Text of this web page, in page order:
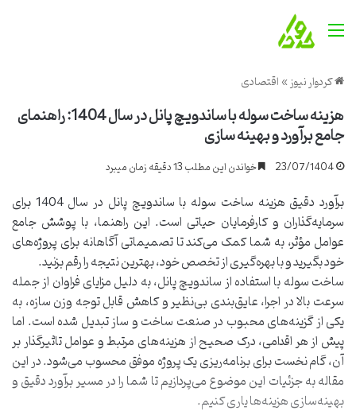
منو
کردوار نیوز»اقتصادی
هزینه ساخت سوله با ساندویچ پانل در سال 1404: راهنمای
جامع برآورد و بهینه سازی
23/07/1404 خواندن این مطلب 13 دقیقه زمان میبرد
برآورد دقیق هزینه ساخت سوله با ساندویچ پانل در سال 1404 برای
سرمایه‌گذاران و کارفرمایان حیاتی است. این راهنما، با پوشش جامع
عوامل مؤثر، به شما کمک می‌کند تا تصمیماتی آگاهانه برای پروژه‌های
خود بگیرید و با بهره‌گیری از تخصص خود، بهترین نتیجه را رقم بزنید.
ساخت سوله با استفاده از ساندویچ پانل، به دلیل مزایای فراوان از جمله
سرعت بالا در اجرا، عایق‌بندی بی‌نظیر و کاهش قابل توجه وزن سازه، به
یکی از گزینه‌های محبوب در صنعت ساخت و ساز تبدیل شده است. اما
پیش از هر اقدامی، درک صحیح از هزینه‌های مرتبط و عوامل تاثیرگذار بر
آن، گام نخست برای برنامه‌ریزی یک پروژه موفق محسوب می‌شود. در این
مقاله به جزئیات این موضوع می‌پردازیم تا شما را در مسیر برآورد دقیق و
بهینه‌سازی هزینه‌ها یاری کنیم.